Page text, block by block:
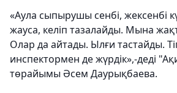
«Аула сыпырушы сенбі, жексенбі
жауса, келіп тазалайды. Мына
Олар да айтады. Ылғи тастайды.
инспектормен де жүрдік»,-деді
төрайымы Әсем Даурықбаева.